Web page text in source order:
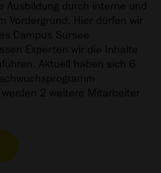
Ausbildung durch interne und
Vordergrund. Hier dürfen wir
Campus Sursee
Experten wir die Inhalte
Aktuell haben sich 6
2 weitere Mitarbeiter